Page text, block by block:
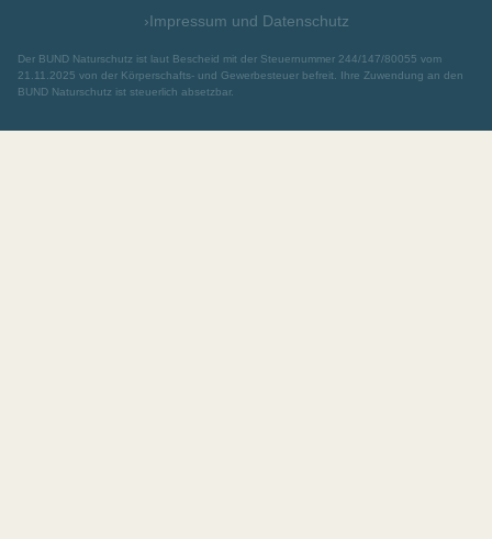
›Impressum und Datenschutz
Der BUND Naturschutz ist laut Bescheid mit der Steuernummer 244/147/80055 vom
21.11.2025 von der Körperschafts- und Gewerbesteuer befreit. Ihre Zuwendung an den
BUND Naturschutz ist steuerlich absetzbar.